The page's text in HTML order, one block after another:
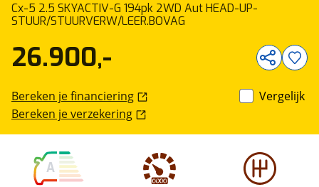
Cx-5 2.5 SKYACTIV-G 194pk 2WD Aut HEAD-UP-
STUUR/STUURVERW/LEER.BOVAG
A
26.900,-
Bereken je financiering
Bereken je verzekering
Vergelijk